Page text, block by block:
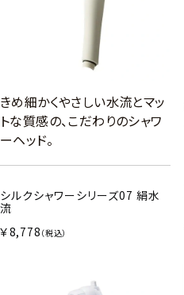
きめ細かくやさしい水流とマッ
トな質感の、こだわりのシャワ
ーヘッド。
シルクシャワーシリーズ07 絹水
流
￥8,778 （税込）